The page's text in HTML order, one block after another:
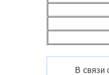
В связи